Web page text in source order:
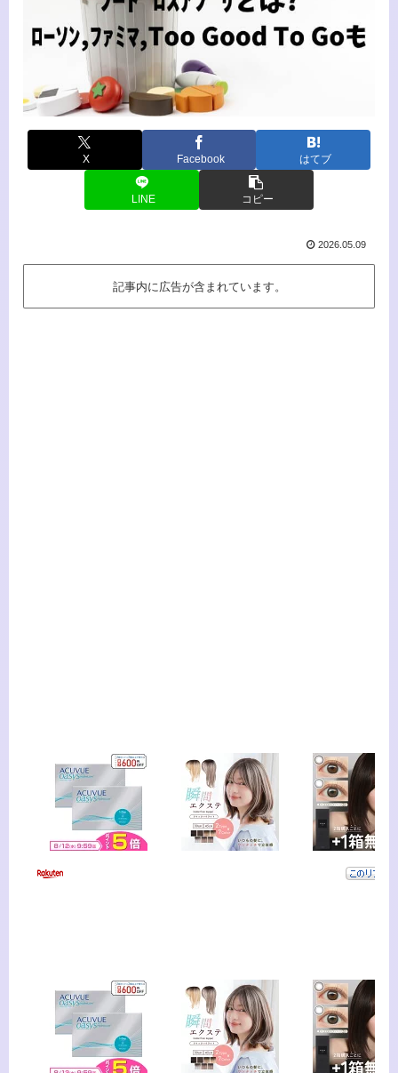
X Facebook はてブ
LINE コピー
2026.05.09
記事内に広告が含まれています。